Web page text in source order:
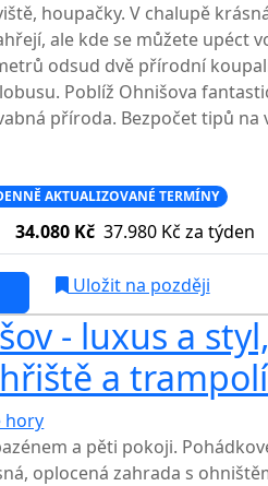
houpačky. V chalupě
ale kde se můžete upéct
odsud dvě přírodní
Poblíž Ohnišova
příroda. Bezpočet tipů na
AKTUALIZOVANÉ TERMÍNY
34.080 Kč 37.980 Kč za týden
Uložit na později
- luxus a styl,
a
hory
a pěti pokoji.
oplocená zahrada s